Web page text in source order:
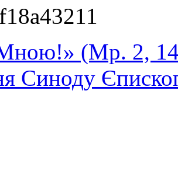
Мною!» (Мр. 2,
Синоду